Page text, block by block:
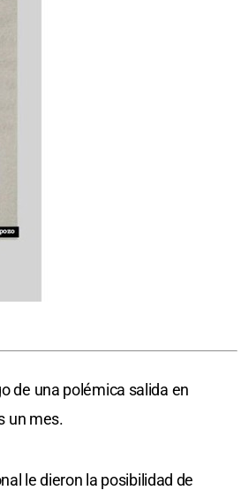
de una polémica salida en
un mes.
le dieron la posibilidad de